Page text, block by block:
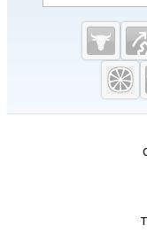
Cсылки
Важные
Навигация по